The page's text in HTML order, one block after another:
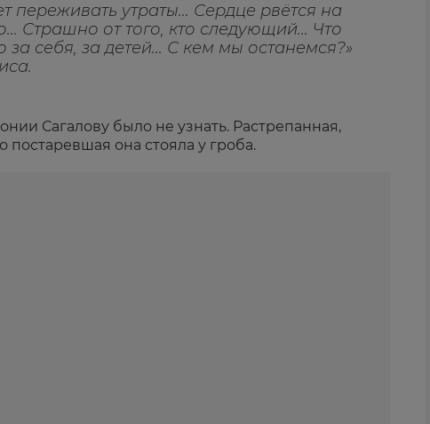
переживать утраты... Сердце рвётся на
Страшно от того, кто следующий... Что
себя, за детей... С кем мы останемся?»
Сагалову было не узнать. Растрепанная,
постаревшая она стояла у гроба.